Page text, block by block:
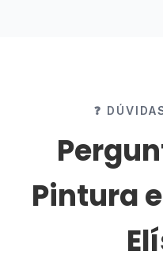
❓
Pintura